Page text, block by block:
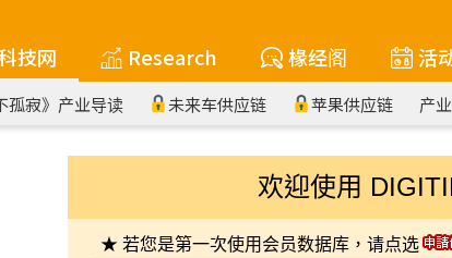
技网 Research 椽经阁 活
孤寂》产业导读 未来车供应链 苹果供应链 产业
欢迎使用
★ 若您是第一次使用会员数据库，请点选